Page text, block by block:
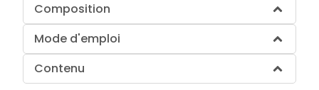
Composition
Mode d'emploi
Contenu